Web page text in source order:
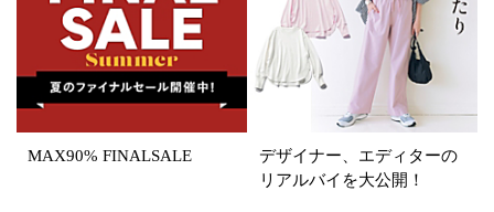
SALE商品 予約品
再入荷 ラスト1
在庫あり
MAX90% FINALSALE
デザイナー、エディターの
リアルバイを大公開！